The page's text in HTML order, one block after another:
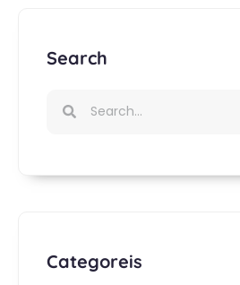
Search
Categoreis